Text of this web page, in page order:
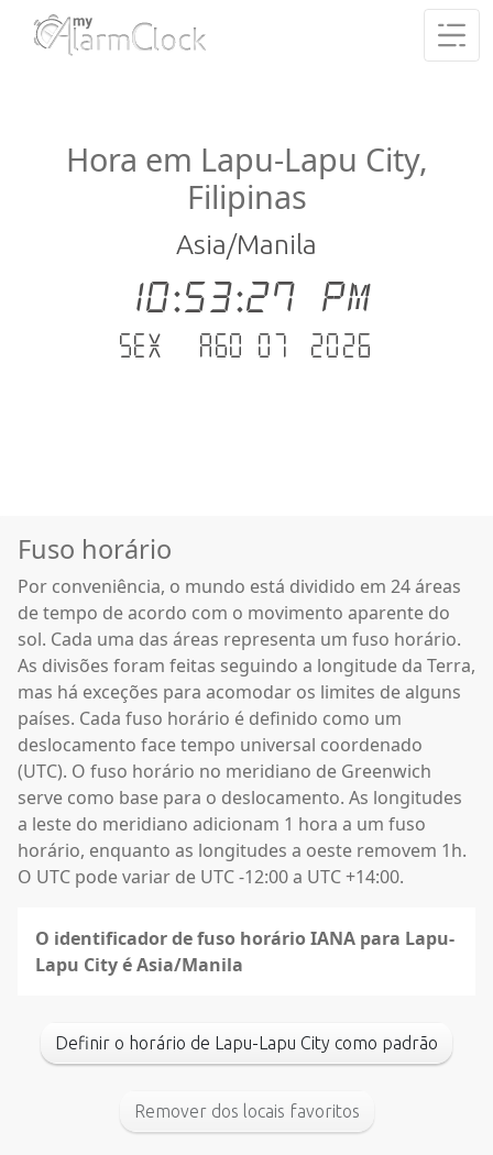
Hora em Lapu-Lapu City,
Filipinas
Asia/Manila
10:53:28 PM
Sex - Ago 07 .2026
Fuso horário
Por conveniência, o mundo está dividido em 24 áreas
de tempo de acordo com o movimento aparente do
sol. Cada uma das áreas representa um fuso horário.
As divisões foram feitas seguindo a longitude da Terra,
mas há exceções para acomodar os limites de alguns
países. Cada fuso horário é definido como um
deslocamento face tempo universal coordenado
(UTC). O fuso horário no meridiano de Greenwich
serve como base para o deslocamento. As longitudes
a leste do meridiano adicionam 1 hora a um fuso
horário, enquanto as longitudes a oeste removem 1h.
O UTC pode variar de UTC -12:00 a UTC +14:00.
O identificador de fuso horário IANA para Lapu-
Lapu City é Asia/Manila
Definir o horário de Lapu-Lapu City como padrão
Remover dos locais favoritos